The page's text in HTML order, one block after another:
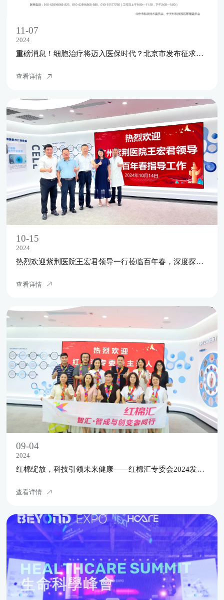
11-07
2024
重磅消息！细胞治疗将迈入医保时代？北京市发布征求意见稿
查看详情
10-15
2024
热烈欢迎紫荆医院王宏君领导一行莅临百年春，深度探讨合作！
查看详情
09-04
2024
红棉绽放，科技引领未来健康——红棉汇专委会2024发展研讨会第3期之走进百年春圆满落幕！
查看详情